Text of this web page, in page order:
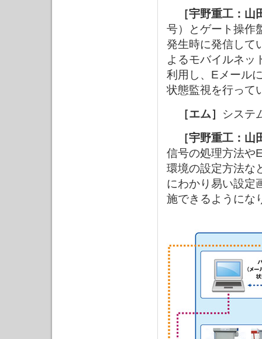
［宇野重工：山
号）とゲート操作
発生時に発信して
よるモバイルネッ
利用し、Eメール
状態監視を行って
［エム］ システ
［宇野重工：山
信号の処理方法や
環境の設定方法な
にわかり易い設定
施できるようにな